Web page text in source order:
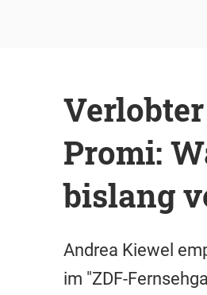
Promi:
bislang
Andrea Kiewel
im "ZDF-